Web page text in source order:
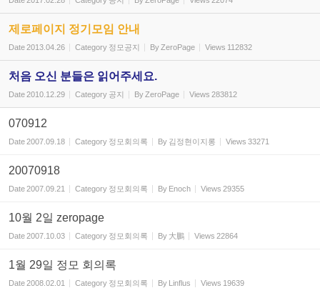
제로페이지 정기모임 안내
Date2013.04.26 Category 정모공지 By ZeroPage Views 112832
처음 오신 분들은 읽어주세요.
Date2010.12.29 Category 공지 By ZeroPage Views 283812
070912
Date2007.09.18 Category 정모회의록 By 김정현이지롱 Views 33271
20070918
Date2007.09.21 Category 정모회의록 By Enoch Views 29355
10월 2일 zeropage
Date2007.10.03 Category 정모회의록 By 大鵬 Views 22864
1월 29일 정모 회의록
Date2008.02.01 Category 정모회의록 By Linflus Views 19639